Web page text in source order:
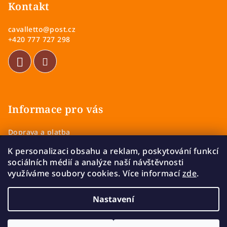
K personalizaci obsahu a reklam, poskytování funkcí
sociálních médií a analýze naší návštěvnosti
využíváme soubory cookies. Více informacízde.
Nastavení
Kontakt
cavalletto@post.cz
+420 777 727 298
Informace pro vás
Doprava a platba
Zásady ochrany osobních údajů
Vrácení a výměna zboží
Upravit nastavení cookies